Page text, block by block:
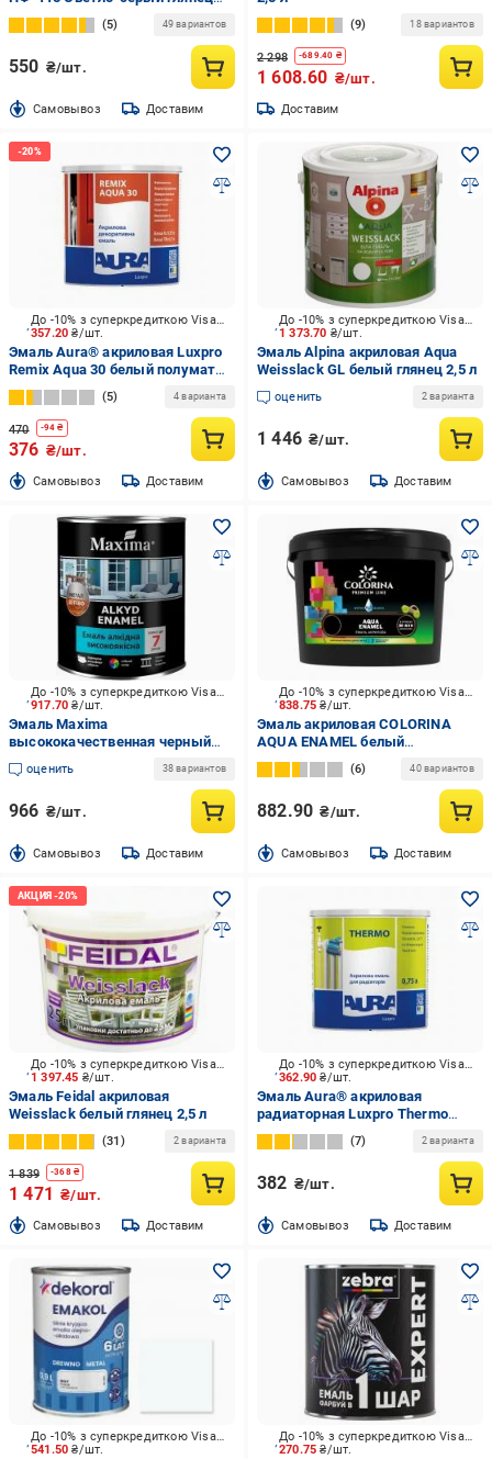
2,8 кг
5 49 вариантов
550 ₴/шт.
Cамовывоз Доставим
9 18 вариантов
2 298 -689.40 ₴
1 608.60 ₴/шт.
Доставим
357.20₴/шт.
До -10% з суперкредиткою Visa Вигода
Эмаль Aura® акриловая Luxpro
Remix Aqua 30 белый полумат
0,75 л
5 4 варианта
470 -94 ₴
376 ₴/шт.
Cамовывоз Доставим
1 373.70 ₴/шт.
До -10% з суперкредиткою Visa Вигода
Эмаль Alpina акриловая Aqua
Weisslack GL белый глянец 2,5 л
оценить 2 варианта
1 446 ₴/шт.
Cамовывоз Доставим
917.70₴/шт.
До -10% з суперкредиткою Visa Вигода
Эмаль Maxima
высококачественная черный
мат 2,3 кг
оценить 38 вариантов
966 ₴/шт.
Cамовывоз Доставим
838.75₴/шт.
До -10% з суперкредиткою Visa Вигода
Эмаль акриловая COLORINA
AQUA ENAMEL белый
шелковистый мат 2 л
6 40 вариантов
882.90 ₴/шт.
Cамовывоз Доставим
1 397.45 ₴/шт.
До -10% з суперкредиткою Visa Вигода
Эмаль Feidal акриловая
Weisslack белый глянец 2,5 л
31 2 варианта
1 839 -368₴
1 471 ₴/шт.
Cамовывоз Доставим
362.90₴/шт.
До -10% з суперкредиткою Visa Вигода
Эмаль Aura® акриловая
радиаторная Luxpro Thermo
белый глянец 0,75 л
7 2 варианта
382 ₴/шт.
Cамовывоз Доставим
541.50₴/шт.
До -10% з суперкредиткою Visa Вигода
270.75₴/шт.
До -10% з суперкредиткою Visa Вигода